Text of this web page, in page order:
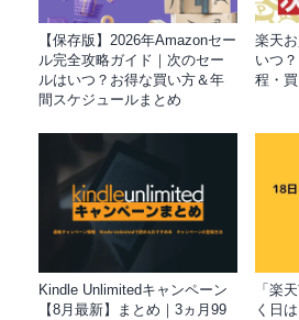
【保存版】2026年Amazonセー
ル完全攻略ガイド｜次のセー
ルはいつ？お得な買い方＆年
間スケジュールまとめ
楽天
いつ
程・
Kindle Unlimitedキャンペーン
【8月最新】まとめ｜3ヵ月99
「楽
く日